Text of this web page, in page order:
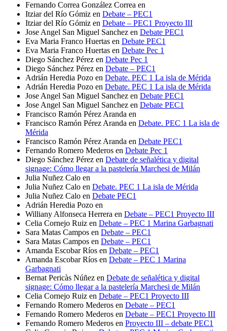
Fernando Correa González Correa en
Itziar del Río Gómiz en Debate – PEC1
Itziar del Río Gómiz en Debate – PEC1 Proyecto III
Jose Angel San Miguel Sanchez en Debate PEC1
Eva Maria Franco Huertas en Debate PEC1
Eva Maria Franco Huertas en Debate Pec 1
Diego Sánchez Pérez en Debate Pec 1
Diego Sánchez Pérez en Debate – PEC1
Adrián Heredia Pozo en Debate. PEC 1 La isla de Mérida
Adrián Heredia Pozo en Debate. PEC 1 La isla de Mérida
Jose Angel San Miguel Sanchez en Debate PEC1
Jose Angel San Miguel Sanchez en Debate PEC1
Francisco Ramón Pérez Aranda en
Francisco Ramón Pérez Aranda en Debate. PEC 1 La isla de
Mérida
Francisco Ramón Pérez Aranda en Debate PEC1
Fernando Romero Mederos en Debate Pec 1
Diego Sánchez Pérez en Debate de señalética y digital
signage: Cómo llegar a la pastelería Marchesi de Milán
Julia Nuñez Calo en
Julia Nuñez Calo en Debate. PEC 1 La isla de Mérida
Julia Nuñez Calo en Debate PEC1
Adrián Heredia Pozo en
Williany Alfonseca Herrera en Debate – PEC1 Proyecto III
Celia Cornejo Ruiz en Debate – PEC 1 Marina Garbagnati
Sara Matas Campos en Debate – PEC1
Sara Matas Campos en Debate – PEC1
Amanda Escobar Ríos en Debate – PEC1
Amanda Escobar Ríos en Debate – PEC 1 Marina
Garbagnati
Bernat Pericàs Núñez en Debate de señalética y digital
signage: Cómo llegar a la pastelería Marchesi de Milán
Celia Cornejo Ruiz en Debate – PEC1 Proyecto III
Fernando Romero Mederos en Debate – PEC1
Fernando Romero Mederos en Debate – PEC1 Proyecto III
Fernando Romero Mederos en Proyecto III – debate PEC1